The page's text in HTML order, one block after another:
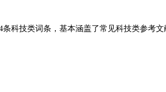
条科技类词条，基本涵盖了常见科技类参考